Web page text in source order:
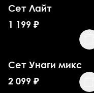
Сет Лайт
1 199 ₽
Сет Унаги микс
2 099 ₽